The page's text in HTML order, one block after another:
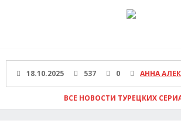
18.10.2025 537 0 АННА
ВСЕ НОВОСТИ ТУРЕЦКИХ